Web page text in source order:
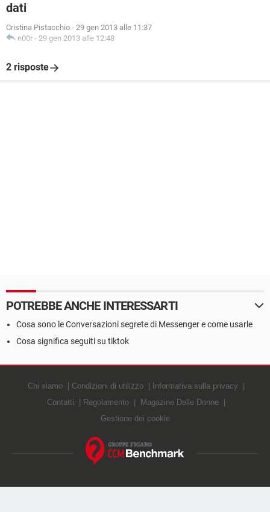
dati
Cristina Pistacchio - 29 gen 2013 alle 11:37
n00r - 29 gen 2013 alle 12:48
2 risposte
POTREBBE ANCHE INTERESSARTI
Cosa sono le Conversazioni segrete di Messenger e come usarle
Cosa significa seguiti su tiktok
Chi siamo Condizioni di utilizzo
Informativa sulla privacy
Contatti
Regolamento
Magazine Delle Donne
Gestione dei cookie